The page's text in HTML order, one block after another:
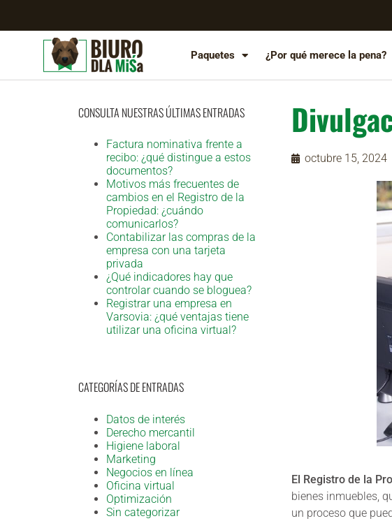
Paquetes ¿Por qué merece la pena?
CONSULTA NUESTRAS ÚLTIMAS ENTRADAS
Factura nominativa frente a
recibo: ¿qué distingue a estos
documentos?
Motivos más frecuentes de
cambios en el Registro de la
Propiedad: ¿cuándo
comunicarlos?
Contabilizar las compras de la
empresa con una tarjeta
privada
¿Qué indicadores hay que
controlar cuando se bloguea?
Registrar una empresa en
Varsovia: ¿qué ventajas tiene
utilizar una oficina virtual?
CATEGORÍAS DE ENTRADAS
Datos de interés
Derecho mercantil
Higiene laboral
Marketing
Negocios en línea
Oficina virtual
Optimización
Sin categorizar
octubre 15, 2024
El Registro de la
bienes inmuebles,
un proceso que